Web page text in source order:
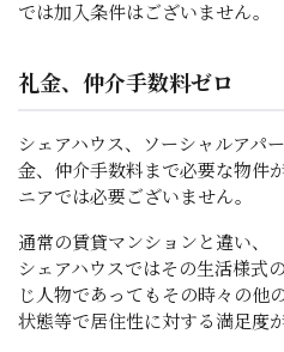
では加入条件はございません。
礼金、仲介手数料ゼロ
シェアハウス、ソーシャルアパ
金、仲介手数料まで必要な物件
ニアでは必要ございません。
通常の賃貸マンションと違い、
シェアハウスではその生活様式
じ人物であってもその時々の他
状態等で居住性に対する満足度